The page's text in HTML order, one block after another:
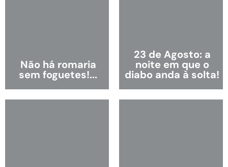
Não há romaria
sem foguetes!...
23 de Agosto: a
noite em que o
diabo anda à solta!